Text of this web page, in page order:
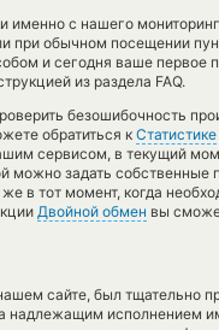
именно с нашего
при обычном посещении
и сегодня ваше
из раздела FAQ.
безошибочность
обратиться к Статистике
сервисом, в текущий
можно задать
в тот момент, когда
Двойной обмен вы
сайте, был тщательно
надлежащим исполнением